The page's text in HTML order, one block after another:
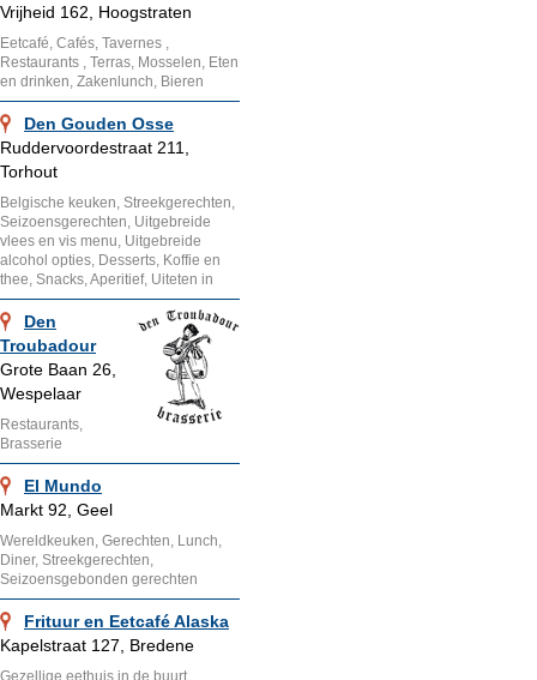
Vrijheid 162, Hoogstraten
Eetcafé, Cafés, Tavernes ,
Restaurants , Terras, Mosselen, Eten
en drinken, Zakenlunch, Bieren
Den Gouden Osse
Ruddervoordestraat 211,
Torhout
Belgische keuken, Streekgerechten,
Seizoensgerechten, Uitgebreide
vlees en vis menu, Uitgebreide
alcohol opties, Desserts, Koffie en
thee, Snacks, Aperitief, Uiteten in
Den
Troubadour
Grote Baan 26,
Wespelaar
Restaurants,
Brasserie
El Mundo
Markt 92, Geel
Wereldkeuken, Gerechten, Lunch,
Diner, Streekgerechten,
Seizoensgebonden gerechten
Frituur en Eetcafé Alaska
Kapelstraat 127, Bredene
Gezellige eethuis in de buurt,